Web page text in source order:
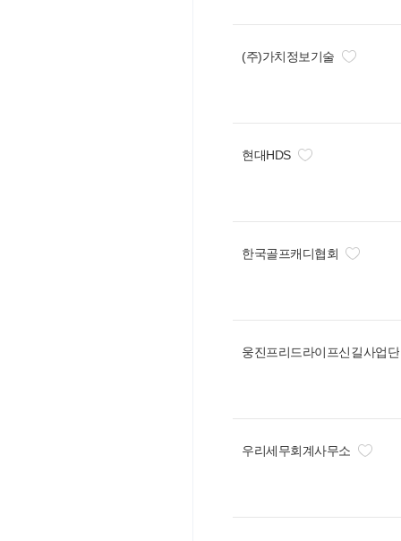
(주)가치정보기술
현대HDS
한국골프캐디협회
웅진프리드라이프신길사업단
우리세무회계사무소